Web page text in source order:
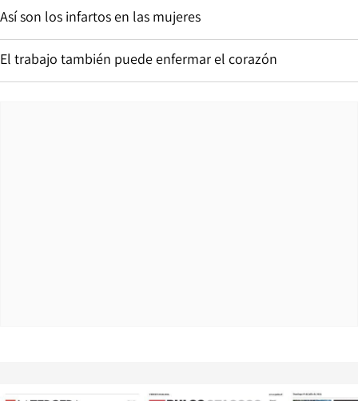
Así son los infartos en las mujeres
El trabajo también puede enfermar el corazón
Opens in new window Opens in